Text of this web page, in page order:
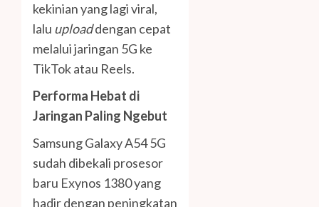
kekinian yang lagi viral,
lalu uploaddengan cepat
melalui jaringan 5G ke
TikTok atau Reels.
Performa Hebat di
Jaringan Paling Ngebut
Samsung Galaxy A54 5G
sudah dibekali prosesor
baru Exynos 1380 yang
hadir dengan peningkatan